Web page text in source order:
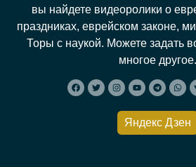
вы найдете видеоролики о
праздниках, еврейском законе,
Торы с наукой. Можете задать
многое другое.
Яндекс Дзен